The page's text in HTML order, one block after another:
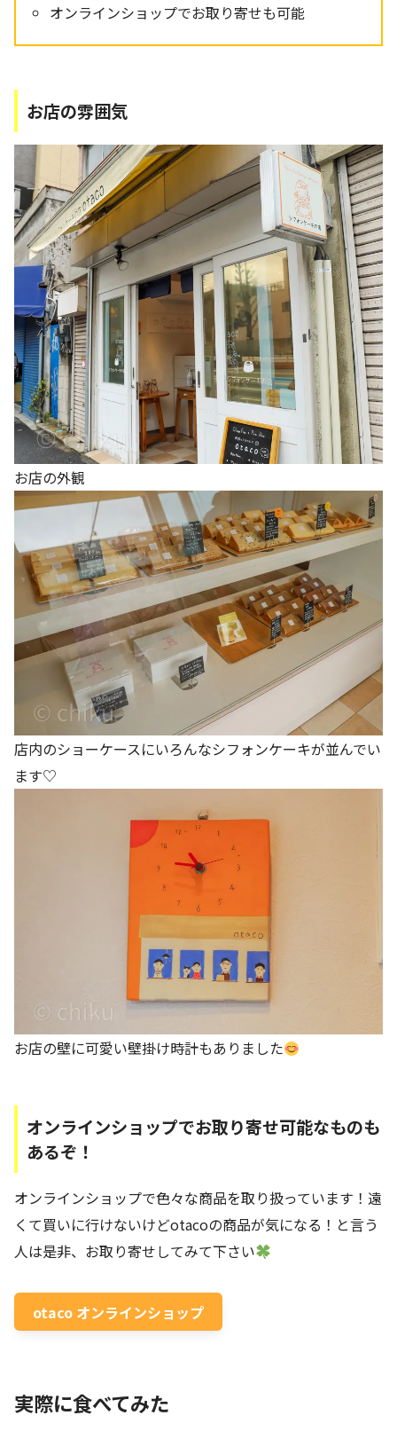
オンラインショップでお取り寄せも可能
お店の雰囲気
お店の外観
店内のショーケースにいろんなシフォンケーキが並んでい
ます♡
お店の壁に可愛い壁掛け時計もありました
オンラインショップでお取り寄せ可能なものも
あるぞ！
オンラインショップで色々な商品を取り扱っています！遠
くて買いに行けないけどotacoの商品が気になる！と言う
人は是非、お取り寄せしてみて下さい
otaco オンラインショップ
実際に食べてみた